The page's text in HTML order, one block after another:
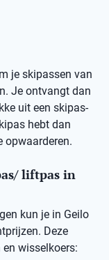
je skipassen van
Je ontvangt dan
uit een skipas-
hebt dan
opwaarderen.
liftpas in
kun je in Geilo
Deze
wisselkoers: